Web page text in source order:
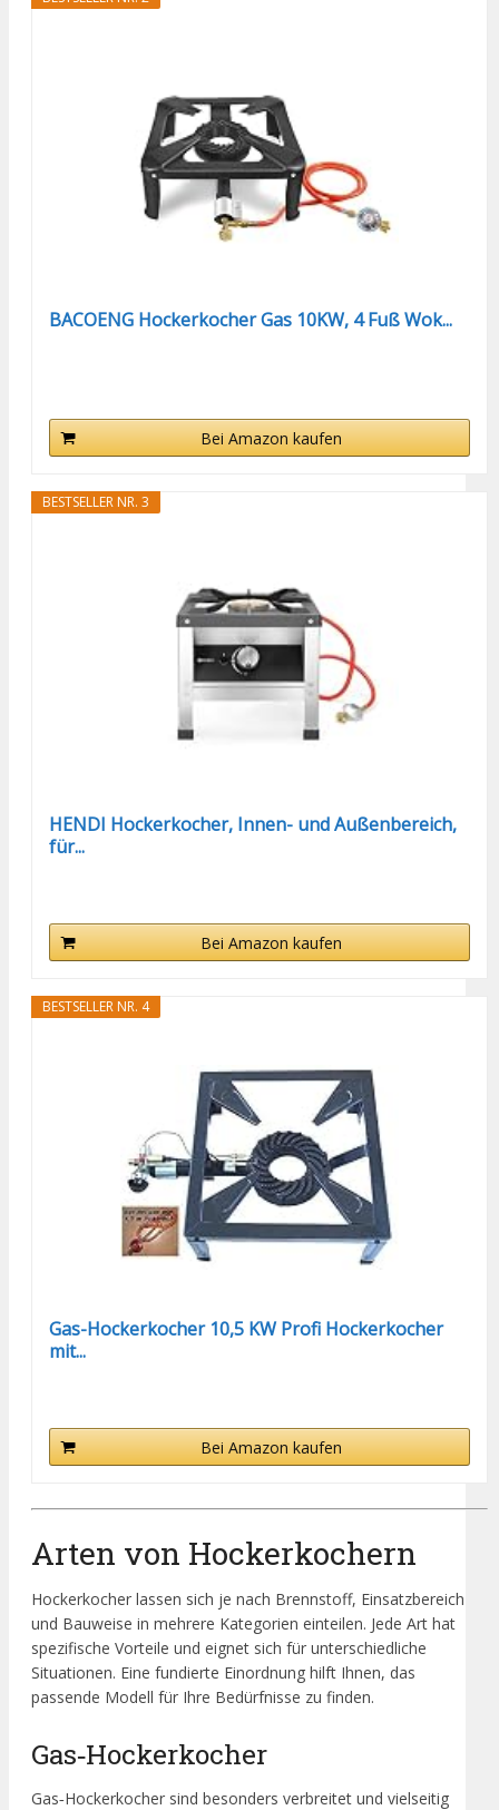
BACOENG Hockerkocher Gas 10KW, 4 Fuß Wok...
Bei Amazon kaufen
BESTSELLER NR. 3
HENDI Hockerkocher, Innen- und Außenbereich,
für...
Bei Amazon kaufen
BESTSELLER NR. 4
Gas-Hockerkocher 10,5 KW Profi Hockerkocher
mit...
Bei Amazon kaufen
Arten von Hockerkochern
Hockerkocher lassen sich je nach Brennstoff, Einsatzbereich
und Bauweise in mehrere Kategorien einteilen. Jede Art hat
spezifische Vorteile und eignet sich für unterschiedliche
Situationen. Eine fundierte Einordnung hilft Ihnen, das
passende Modell für Ihre Bedürfnisse zu finden.
Gas‑Hockerkocher
Gas‑Hockerkocher sind besonders verbreitet und vielseitig